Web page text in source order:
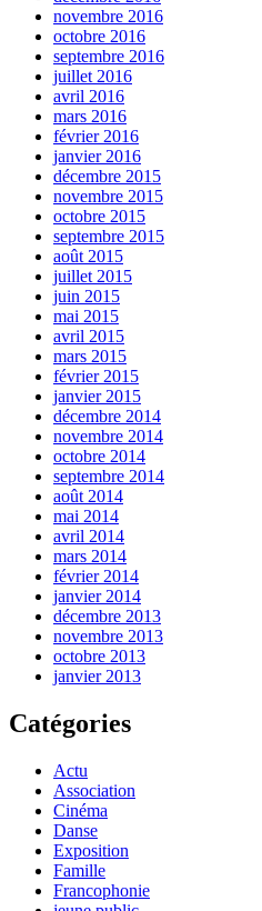
novembre 2016
octobre 2016
septembre 2016
juillet 2016
avril 2016
mars 2016
février 2016
janvier 2016
décembre 2015
novembre 2015
octobre 2015
septembre 2015
août 2015
juillet 2015
juin 2015
mai 2015
avril 2015
mars 2015
février 2015
janvier 2015
décembre 2014
novembre 2014
octobre 2014
septembre 2014
août 2014
mai 2014
avril 2014
mars 2014
février 2014
janvier 2014
décembre 2013
novembre 2013
octobre 2013
janvier 2013
Catégories
Actu
Association
Cinéma
Danse
Exposition
Famille
Francophonie